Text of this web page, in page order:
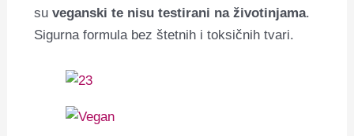
suveganski te nisu testirani na životinjama.
Sigurna formula bez štetnih i toksičnih tvari.